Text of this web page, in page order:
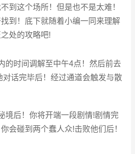
到这个场所！但是也不是太难！
到！底下就随着小编一同来理解
处的攻略吧!
的时间调解至中午4点！然后前去
对话完毕后！经过通道会触发与散
境后！你将开端一段剧情!剧情完
会碰到两个蠢人众!击败他们后！